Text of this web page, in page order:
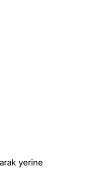
yerine